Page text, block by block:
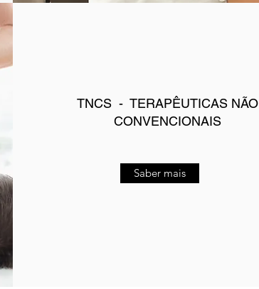
TNCS - TERAPÊUTICAS NÃO
CONVENCIONAIS
Saber mais